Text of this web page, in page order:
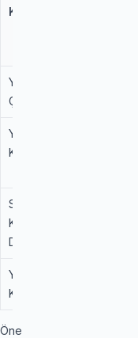
Kriteri
Yokuş Kalkış
Çekişi
Yanal
Kararlılık
Suda
Kızaklama
Direnci
Yük Taşıma
Kapasitesi
Öne